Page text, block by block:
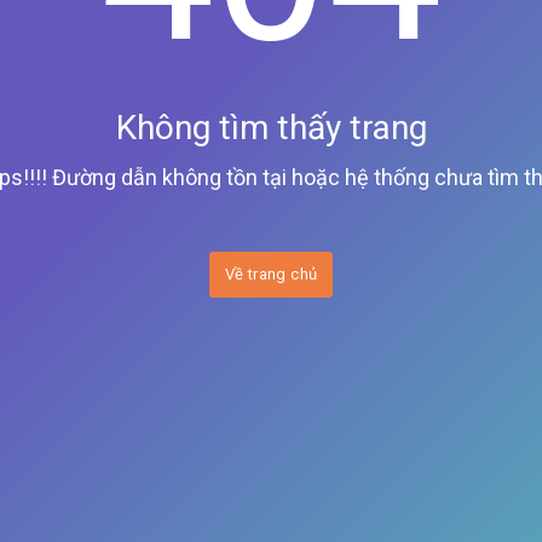
Không tìm thấy trang
Đường dẫn không tồn tại hoặc hệ thống chưa tìm
Về trang chủ